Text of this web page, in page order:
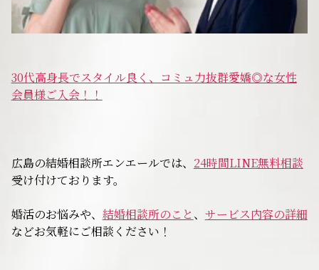
30代高身長でスタイル良く、コミュ力抜群愛嬌◎な女性
会員様ご入会！！
広島の結婚相談所エンエールでは、 24時間LINE無料相談
受け付けております。
婚活のお悩みや、 結婚相談所のこと、 サービス内容の詳細
などお気軽にご相談ください！